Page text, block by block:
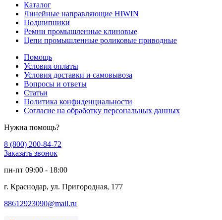
Каталог
Линейные направляющие HIWIN
Подшипники
Ремни промышленные клиновые
Цепи промышленные роликовые приводные
Помощь
Условия оплаты
Условия доставки и самовывоза
Вопросы и ответы
Статьи
Политика конфиденциальности
Согласие на обработку персональных данных
Нужна помощь?
8 (800) 200-84-72
Заказать звонок
пн-пт 09:00 - 18:00
г. Краснодар, ул. Пригородная, 177
88612923090@mail.ru